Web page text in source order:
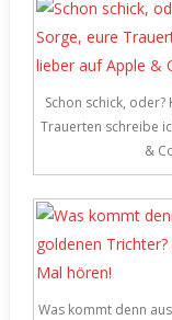
Schon schick, oder?
Trauerten schreibe
&
Was kommt denn